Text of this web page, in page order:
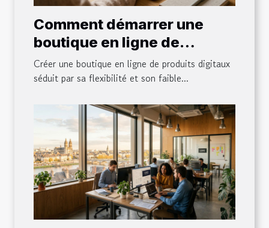
Comment démarrer une
boutique en ligne de
produits digitaux sans
apparaitre ?
Créer une boutique en ligne de produits digitaux
séduit par sa flexibilité et son faible...